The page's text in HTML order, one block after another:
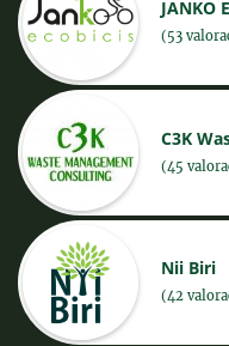
JANKO
(53
C3K
(45
Nii Biri
(42